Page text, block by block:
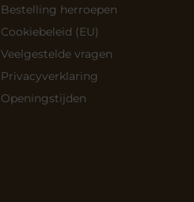
Bestelling herroepen
Cookiebeleid (EU)
Veelgestelde vragen
Privacyverklaring
Openingstijden